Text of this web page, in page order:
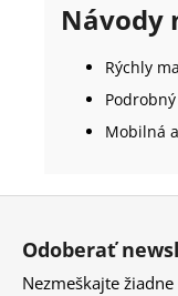
Návody
Rýchly
Mobilná
Z
Odoberať
Nezmeškajte